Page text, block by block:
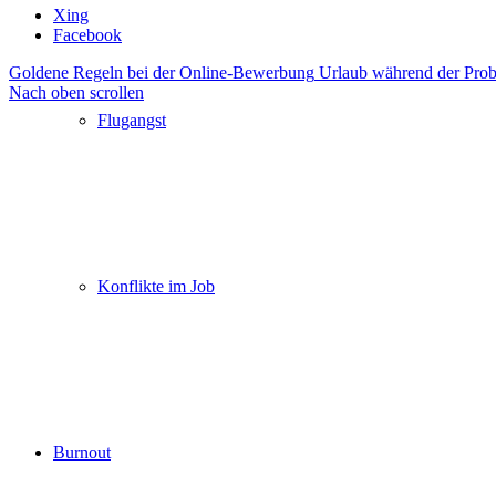
Flugangst
Konflikte im Job
Burnout
Xing
Facebook
Goldene Regeln bei der Online-Bewerbung Urlaub während der
Nach oben scrollen